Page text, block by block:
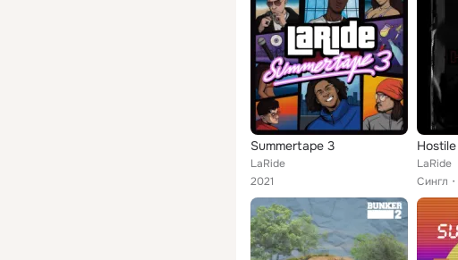
Summertape 3
LaRide
2021
Hostile
LaRide
Сингл